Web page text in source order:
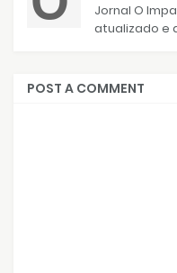
Jornal O
atualizado e
POST A COMMENT